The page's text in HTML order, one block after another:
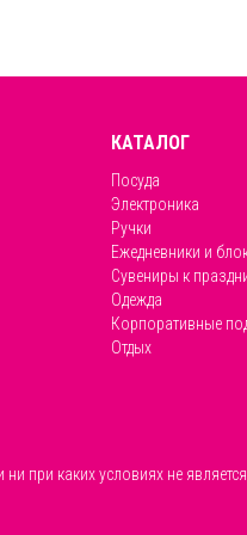
КАТАЛОГ
Посуда
Электроника
Ручки
Ежедневники и
Сувениры к
Одежда
Корпоративные
Отдых
при каких условиях не